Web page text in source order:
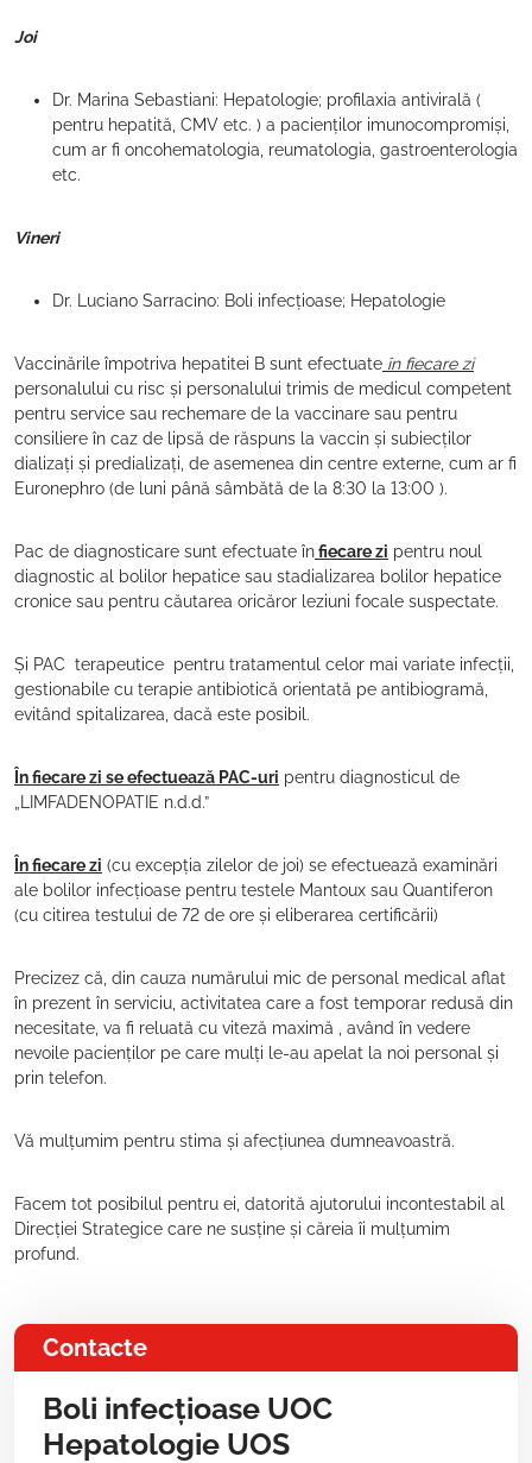
Joi
Dr. Marina Sebastiani: Hepatologie; profilaxia antivirală (
pentru hepatită, CMV etc. ) a pacienților imunocompromiși,
cum ar fi oncohematologia, reumatologia, gastroenterologia
etc.
Vineri
Dr. Luciano Sarracino: Boli infecțioase; Hepatologie
Vaccinările împotriva hepatitei B sunt efectuate în fiecare zi
personalului cu risc și personalului trimis de medicul competent
pentru service sau rechemare de la vaccinare sau pentru
consiliere în caz de lipsă de răspuns la vaccin și subiecților
dializați și predializați, de asemenea din centre externe, cum ar fi
Euronephro (de luni până sâmbătă de la 8:30 la 13:00 ).
Pac de diagnosticare sunt efectuate înfiecare zi pentru noul
diagnostic al bolilor hepatice sau stadializarea bolilor hepatice
cronice sau pentru căutarea oricăror leziuni focale suspectate.
Și PAC terapeutice pentru tratamentul celor mai variate infecții,
gestionabile cu terapie antibiotică orientată pe antibiogramă,
evitând spitalizarea, dacă este posibil.
În fiecare zi se efectuează PAC-uri pentru diagnosticul de
„LIMFADENOPATIE n.d.d.”
În fiecare zi (cu excepția zilelor de joi) se efectuează examinări
ale bolilor infecțioase pentru testele Mantoux sau Quantiferon
(cu citirea testului de 72 de ore și eliberarea certificării)
Precizez că, din cauza numărului mic de personal medical aflat
în prezent în serviciu, activitatea care a fost temporar redusă din
necesitate, va fi reluată cu viteză maximă , având în vedere
nevoile pacienților pe care mulți le-au apelat la noi personal și
prin telefon.
Vă mulțumim pentru stima și afecțiunea dumneavoastră.
Facem tot posibilul pentru ei, datorită ajutorului incontestabil al
Direcției Strategice care ne susține și căreia îi mulțumim
profund.
Contacte
Boli infecțioase UOC
Hepatologie UOS